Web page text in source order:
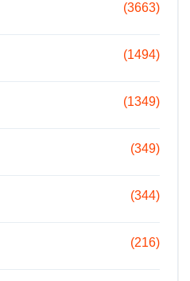
(3663)
(1494)
(1349)
(349)
(344)
(216)